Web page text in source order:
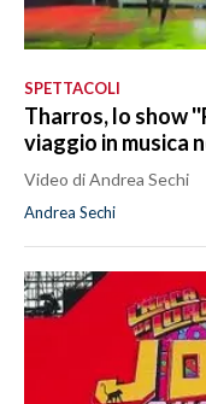
SPETTACOLI
Tharros, lo show
viaggio in musica
Video di Andrea Sechi
Andrea Sechi